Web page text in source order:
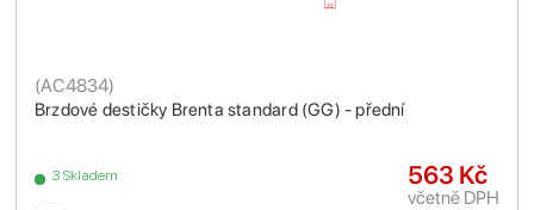
Brzdové destičky Brenta standard (GG) - přední
(AC4834)
3 Skladem 563 Kč
včetně DPH